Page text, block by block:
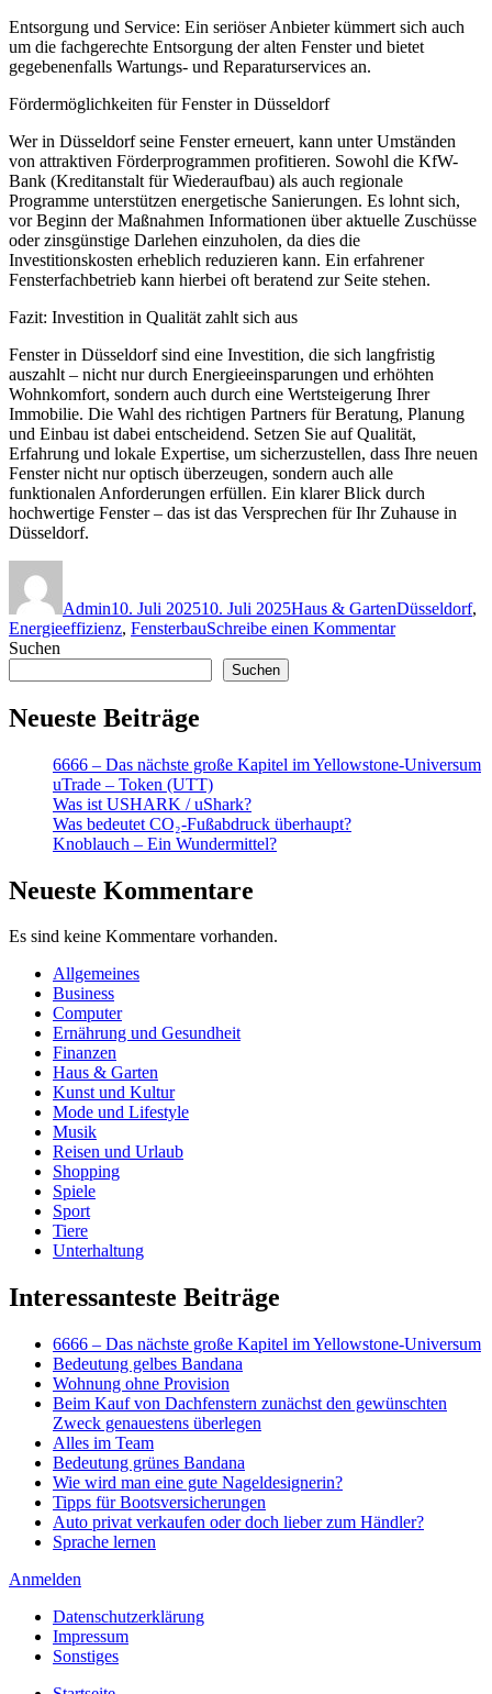
Entsorgung und Service: Ein seriöser Anbieter kümmert sich auch
um die fachgerechte Entsorgung der alten Fenster und bietet
gegebenenfalls Wartungs- und Reparaturservices an.
Fördermöglichkeiten für Fenster in Düsseldorf
Wer in Düsseldorf seine Fenster erneuert, kann unter Umständen
von attraktiven Förderprogrammen profitieren. Sowohl die KfW-
Bank (Kreditanstalt für Wiederaufbau) als auch regionale
Programme unterstützen energetische Sanierungen. Es lohnt sich,
vor Beginn der Maßnahmen Informationen über aktuelle Zuschüsse
oder zinsgünstige Darlehen einzuholen, da dies die
Investitionskosten erheblich reduzieren kann. Ein erfahrener
Fensterfachbetrieb kann hierbei oft beratend zur Seite stehen.
Fazit: Investition in Qualität zahlt sich aus
Fenster in Düsseldorf sind eine Investition, die sich langfristig
auszahlt – nicht nur durch Energieeinsparungen und erhöhten
Wohnkomfort, sondern auch durch eine Wertsteigerung Ihrer
Immobilie. Die Wahl des richtigen Partners für Beratung, Planung
und Einbau ist dabei entscheidend. Setzen Sie auf Qualität,
Erfahrung und lokale Expertise, um sicherzustellen, dass Ihre neuen
Fenster nicht nur optisch überzeugen, sondern auch alle
funktionalen Anforderungen erfüllen. Ein klarer Blick durch
hochwertige Fenster – das ist das Versprechen für Ihr Zuhause in
Düsseldorf.
Admin10. Juli 202510. Juli 2025Haus & GartenDüsseldorf,
Energieeffizienz, FensterbauSchreibe einen Kommentarzu
Qualität
Suchen
Suchen
Neueste Beiträge
6666 – Das nächste große Kapitel im Yellowstone-Universum
uTrade – Token (UTT)
Was ist USHARK / uShark?
Was bedeutet CO₂-Fußabdruck überhaupt?
Knoblauch – Ein Wundermittel?
Neueste Kommentare
Es sind keine Kommentare vorhanden.
Allgemeines
Business
Computer
Ernährung und Gesundheit
Finanzen
Haus & Garten
Kunst und Kultur
Mode und Lifestyle
Musik
Reisen und Urlaub
Shopping
Spiele
Sport
Tiere
Unterhaltung
Interessanteste Beiträge
6666 – Das nächste große Kapitel im Yellowstone-Universum
Bedeutung gelbes Bandana
Wohnung ohne Provision
Beim Kauf von Dachfenstern zunächst den gewünschten
Zweck genauestens überlegen
Alles im Team
Bedeutung grünes Bandana
Wie wird man eine gute Nageldesignerin?
Tipps für Bootsversicherungen
Auto privat verkaufen oder doch lieber zum Händler?
Sprache lernen
Anmelden
Datenschutzerklärung
Impressum
Sonstiges